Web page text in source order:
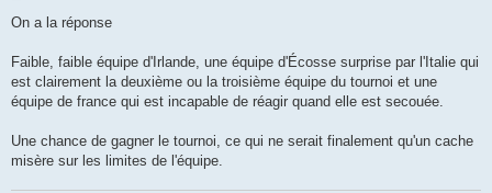
s
g
On a la réponse
Faible, faible équipe d'Irlande, une équipe d'Écosse surprise par l'Italie qui
est clairement la deuxième ou la troisième équipe du tournoi et une
équipe de france qui est incapable de réagir quand elle est secouée.
Une chance de gagner le tournoi, ce qui ne serait finalement qu'un cache
misère sur les limites de l'équipe.